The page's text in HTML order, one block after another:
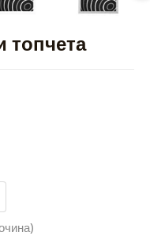
топчета